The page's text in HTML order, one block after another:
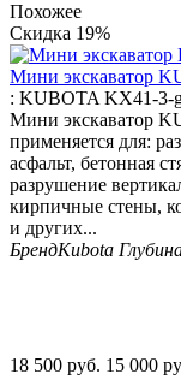
Похожее
Скидка 19%
Мини экскаватор
: KUBOTA KX41-3-
Мини экскаватор
применяется для:
асфальт, бетонная
разрушение
кирпичные стены,
и других...
БрендKubota
18 500 руб. 15 000